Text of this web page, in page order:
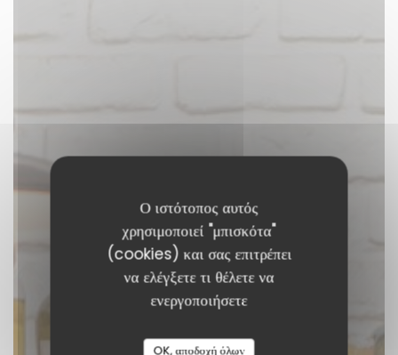
Ο ιστότοπος αυτός
χρησιμοποιεί "μπισκότα"
(cookies) και σας επιτρέπει
να ελέγξετε τι θέλετε να
ενεργοποιήσετε
OK, αποδοχή όλων
P’tit bon
BISTROT MODERNE|